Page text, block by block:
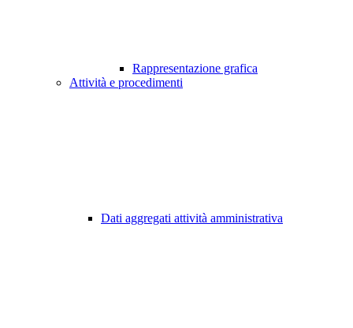
Rappresentazione grafica
Attività e procedimenti
Dati aggregati attività amministrativa